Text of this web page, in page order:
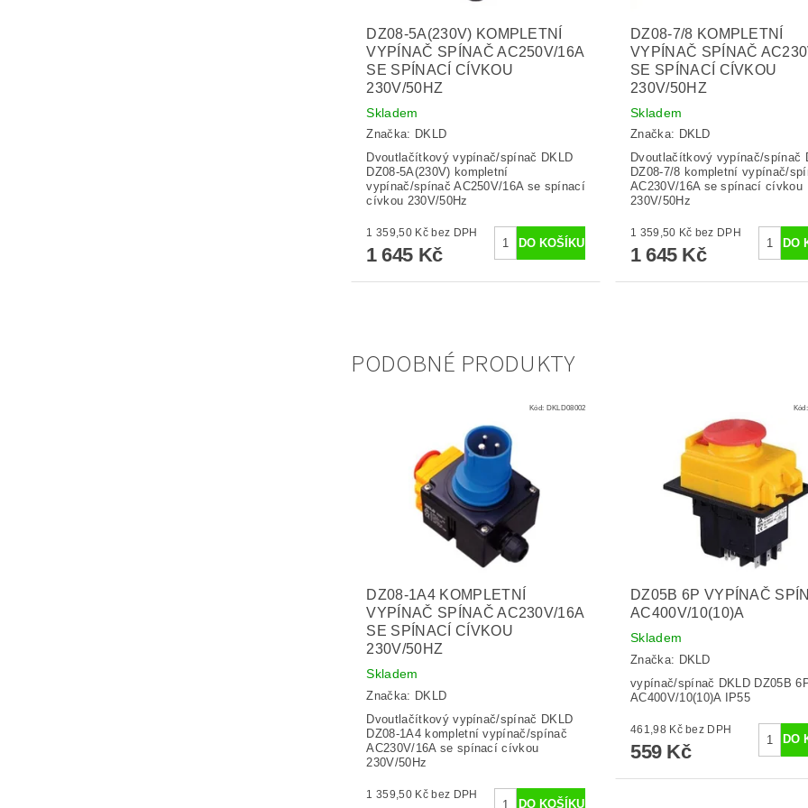
DZ08-5A(230V) KOMPLETNÍ
VYPÍNAČ SPÍNAČ AC250V/16A
SE SPÍNACÍ CÍVKOU
230V/50HZ
Skladem
Značka: DKLD
Dvoutlačítkový vypínač/spínač DKLD
DZ08-5A(230V) kompletní
vypínač/spínač AC250V/16A se spínací
cívkou 230V/50Hz
1 359,50 Kč bez DPH
1 645 Kč
DZ08-7/8 KOMPLETNÍ
VYPÍNAČ SPÍNAČ
SE SPÍNACÍ CÍVKOU
230V/50HZ
Skladem
Značka: DKLD
Dvoutlačítkový vypínač/spínač
DZ08-7/8 kompletní vypínač/
AC230V/16A se spínací cívkou
230V/50Hz
1 359,50 Kč bez DPH
1 645 Kč
PODOBNÉ PRODUKTY
Kód: DKLD08002
DZ08-1A4 KOMPLETNÍ
VYPÍNAČ SPÍNAČ AC230V/16A
SE SPÍNACÍ CÍVKOU
230V/50HZ
Skladem
Značka: DKLD
Dvoutlačítkový vypínač/spínač DKLD
DZ08-1A4 kompletní vypínač/spínač
AC230V/16A se spínací cívkou
230V/50Hz
1 359,50 Kč bez DPH
DZ05B 6P VYPÍNAČ
AC400V/10(10)A
Skladem
Značka: DKLD
vypínač/spínač DKLD DZ05B
AC400V/10(10)A IP55
461,98 Kč bez DPH
559 Kč